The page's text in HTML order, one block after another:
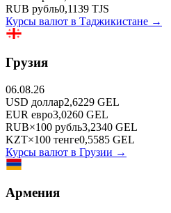
RUB рубль0,1139 TJS
Курсы валют в Таджикистане →
Грузия
06.08.26
USD доллар2,6229 GEL
EUR евро3,0260 GEL
RUB×100 рубль3,2340 GEL
KZT×100 тенге0,5585 GEL
Курсы валют в Грузии →
Армения